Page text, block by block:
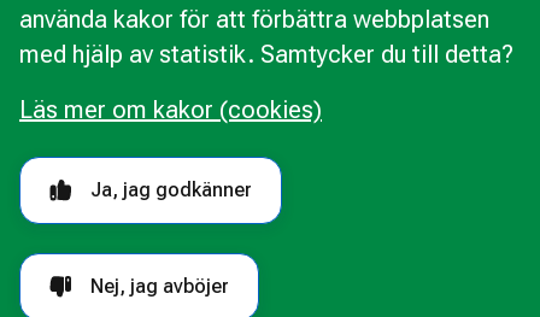
använda kakor för att förbättra webbplatsen
med hjälp av statistik. Samtycker du till detta?
Ja, jag godkänner
Nej, jag avböjer
Läs mer om kakor (cookies)
Om webbplatsen
Behandling av personuppgifter